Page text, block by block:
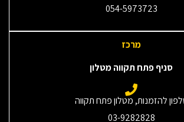
054-5973723
מרכז
סניף פתח תקווה מטלון
להזמנות, מטלון פתח תקווה
03-9282828